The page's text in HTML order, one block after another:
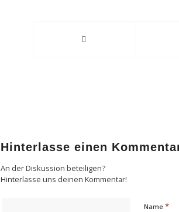
Hinterlasse einen
An der Diskussion beteiligen?
Hinterlasse uns deinen Kommentar!
Name *